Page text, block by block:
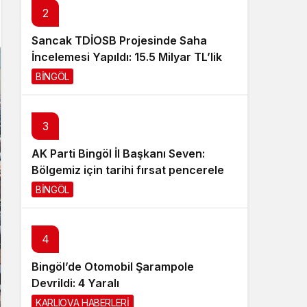
2
Sancak TDİOSB Projesinde Saha
İncelemesi Yapıldı: 15.5 Milyar TL’lik
Dev Yatırım
BİNGÖL
3
AK Parti Bingöl İl Başkanı Seven:
Bölgemiz için tarihi fırsat pencereleri
açılıyor
BİNGÖL
4
Bingöl’de Otomobil Şarampole
Devrildi: 4 Yaralı
KARLIOVA HABERLERİ
5
Türkiye–Fransa Gençlik Değişim